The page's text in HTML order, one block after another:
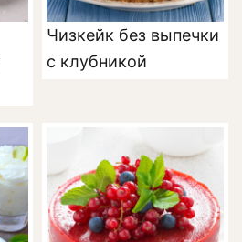
Чизкейк без выпечки
с клубникой